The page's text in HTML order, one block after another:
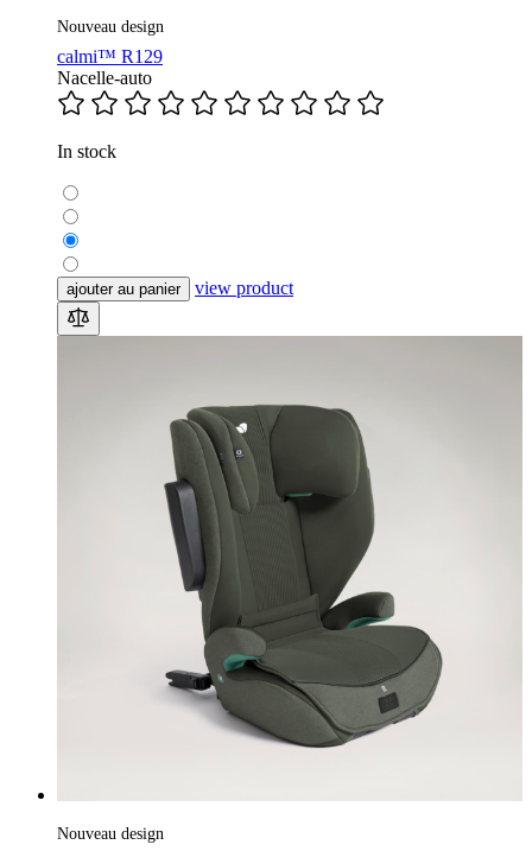
Nouveau design
calmi™ R129
Nacelle-auto
In stock
ajouter au panier view product
Nouveau design